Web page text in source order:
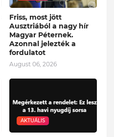
Friss, most jött
Ausztriából a nagy hír
Magyar Péternek.
Azonnal jelezték a
fordulatot
August 06, 2026
AKTUÁLIS